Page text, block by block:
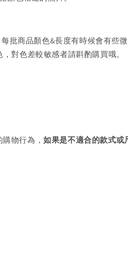
批商品顏色&長度有時候會有些
對色差較敏感者請斟酌購買哦。
購物行為，如果是不適合的款式或